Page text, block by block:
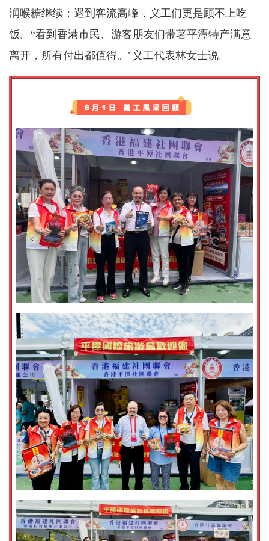
润喉糖继续；遇到客流高峰，义工们更是顾不上吃
饭。“看到香港市民、游客朋友们带著平潭特产满意
离开，所有付出都值得。"义工代表林女士说。